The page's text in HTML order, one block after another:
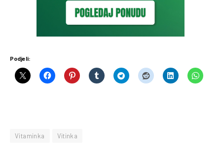
Podjeli:
Vitaminka Vitinka